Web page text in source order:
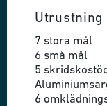
Utrustning
7 stora mål
6 små mål
5
6